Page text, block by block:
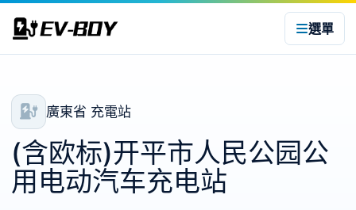
選單
廣東省 充電站
(含欧标)开平市人民公园公
用电动汽车充电站